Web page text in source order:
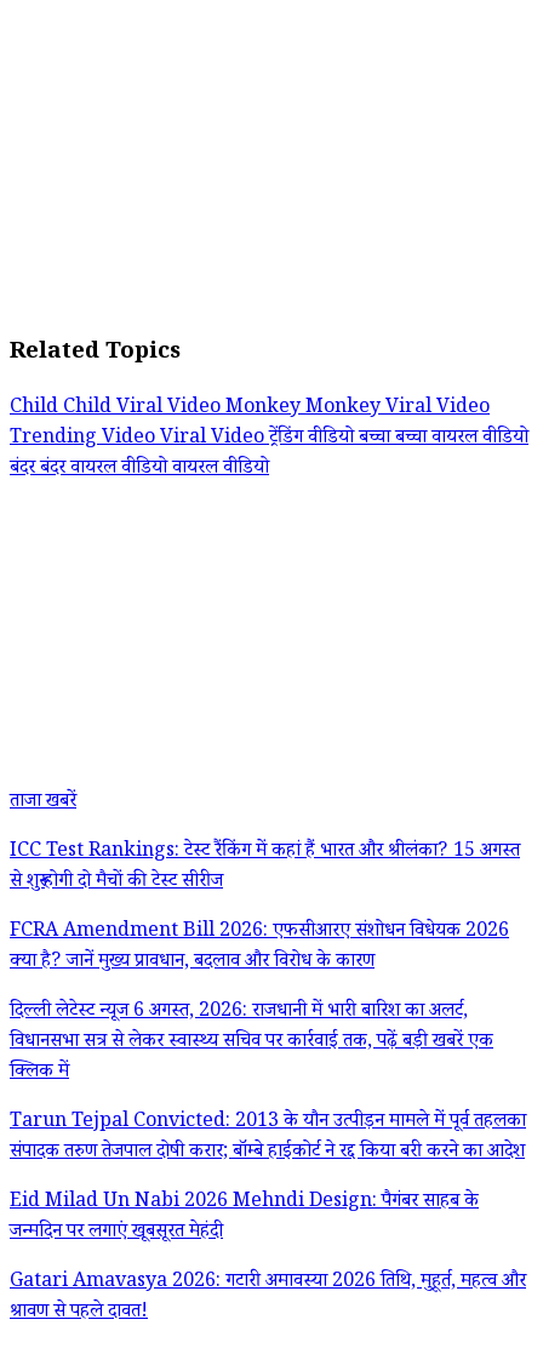
Related Topics
ChildChild Viral VideoMonkeyMonkey Viral Video
Trending VideoViral Videoट्रेंडिंग वीडियोबच्चाबच्चा वायरल वीडियो
बंदरबंदर वायरल वीडियोवायरल वीडियो
ताजा खबरें
ICC Test Rankings: टेस्ट रैंकिंग में कहां हैं भारत और श्रीलंका? 15 अगस्त
से शुरू होगी दो मैचों की टेस्ट सीरीज
FCRA Amendment Bill 2026: एफसीआरए संशोधन विधेयक 2026
क्या है? जानें मुख्य प्रावधान, बदलाव और विरोध के कारण
दिल्ली लेटेस्ट न्यूज 6 अगस्त, 2026: राजधानी में भारी बारिश का अलर्ट,
विधानसभा सत्र से लेकर स्वास्थ्य सचिव पर कार्रवाई तक, पढ़ें बड़ी खबरें एक
क्लिक में
Tarun Tejpal Convicted: 2013 के यौन उत्पीड़न मामले में पूर्व तहलका
संपादक तरुण तेजपाल दोषी करार; बॉम्बे हाईकोर्ट ने रद्द किया बरी करने का आदेश
Eid Milad Un Nabi 2026 Mehndi Design: पैगंबर साहब के
जन्मदिन पर लगाएं खूबसूरत मेहंदी
Gatari Amavasya 2026: गटारी अमावस्या 2026 तिथि, मुहूर्त, महत्व और
श्रावण से पहले दावत!